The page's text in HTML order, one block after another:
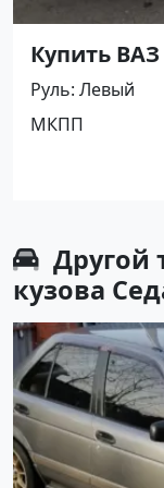
Купить ВАЗ
МКПП (70
1994 года
Руль Левый
МКПП
Другой
кузова